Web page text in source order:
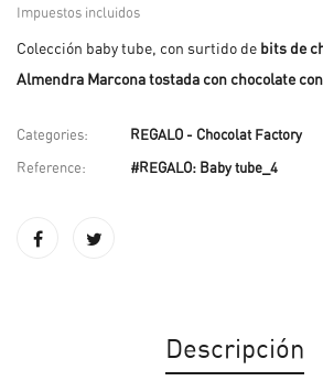
Impuestos incluidos
Colección baby tube, con surtido de bits de
Almendra Marcona tostada con chocolate
Categories: REGALO - Chocolat Factory
Reference: #REGALO: Baby tube_4
Descripción